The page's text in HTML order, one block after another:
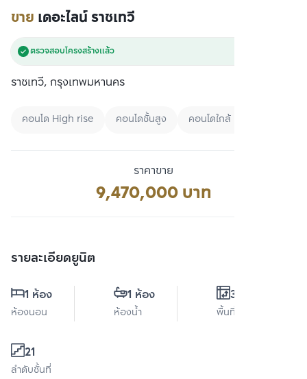
ขาย เดอะไลน์ ราชเทวี
ตรวจสอบโครงสร้างแล้ว
ราชเทวี, กรุงเทพมหานคร
คอนโด High rise คอนโดชั้นสูง คอนโดใกล้ BTS
ราคาขาย
9,470,000 บาท
รายละเอียดยูนิต
1 ห้อง
ห้องนอน
1 ห้อง
ห้องน้ำ
35 ตร.ม.
พื้นที่ใช้สอย
21
ลำดับชั้นที่